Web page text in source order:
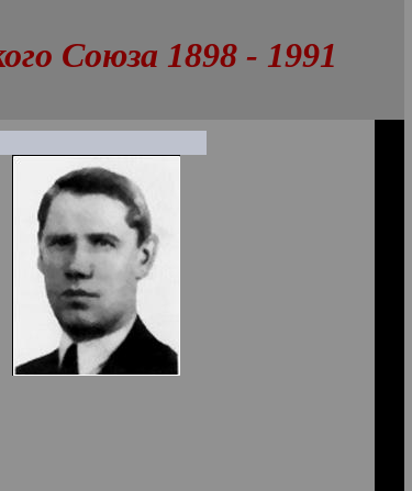
Союза 1898 - 1991